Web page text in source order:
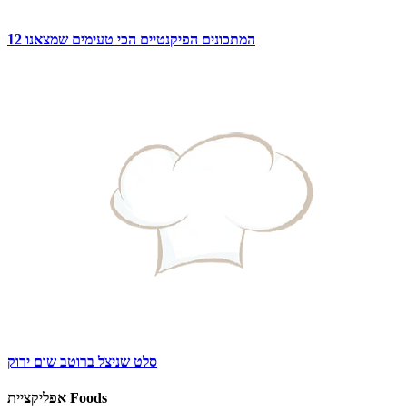
12 המתכונים הפיקנטיים הכי טעימים שמצאנו
סלט שניצל ברוטב שום ירוק
אפליקציית Foods